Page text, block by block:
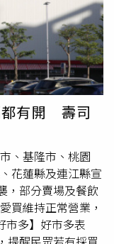
、「願意把員工安
後一定去101補消
企業願意為了員工
業績更加重要。
巨城購物中心與新
假攜家帶眷前往室
起便有車潮、人潮
動；新竹大遠百也
來客量較平日增加
SOGO新竹店及
10日宣布全天暫停
時間；其餘正常營
新動態，若風雨持
過官方平台即時公
心。市長高虹安提
估將落在10日下午
風，並伴隨大雨
都有開 壽司
、基隆市、桃園
花蓮縣及連江縣宣
，部分賣場及餐飲
買維持正常營業，
市多】好市多表